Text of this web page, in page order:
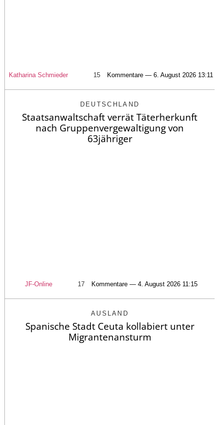
Katharina Schmieder 15 Kommentare — 6. August 2026 13:11
DEUTSCHLAND
Staatsanwaltschaft verrät Täterherkunft
nach Gruppenvergewaltigung von
63jähriger
JF-Online 17 Kommentare — 4. August 2026 11:15
AUSLAND
Spanische Stadt Ceuta kollabiert unter
Migrantenansturm